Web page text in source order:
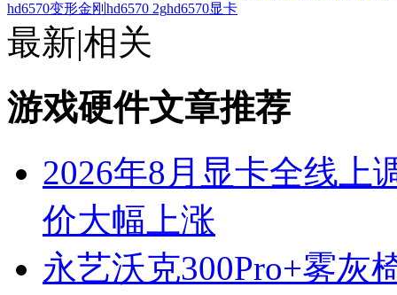
hd6570变形金刚 hd6570 2ghd6570显卡
最新|相关
游戏硬件文章推荐
2026年8月显卡全线上
价大幅上涨
永艺沃克300Pro+雾灰